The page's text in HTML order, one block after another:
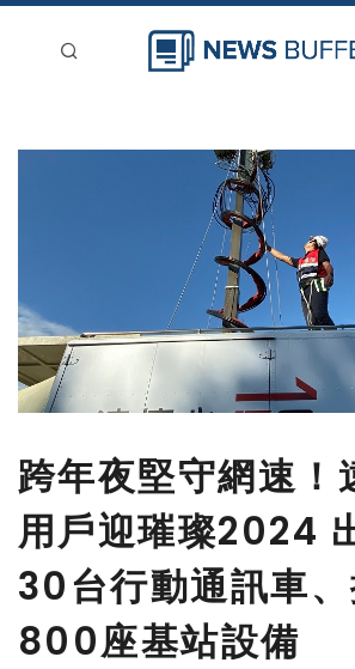
跨年夜堅守網速！
用戶迎璀璨2024
30台行動通訊車
800座基站設備